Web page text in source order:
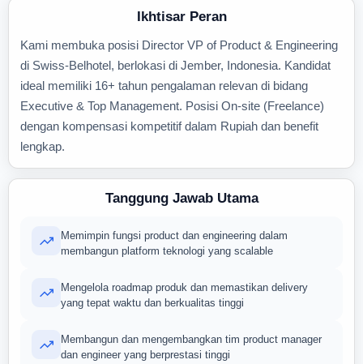
Ikhtisar Peran
Kami membuka posisi Director VP of Product & Engineering
di Swiss-Belhotel, berlokasi di Jember, Indonesia. Kandidat
ideal memiliki 16+ tahun pengalaman relevan di bidang
Executive & Top Management. Posisi On-site (Freelance)
dengan kompensasi kompetitif dalam Rupiah dan benefit
lengkap.
Tanggung Jawab Utama
Memimpin fungsi product dan engineering dalam
membangun platform teknologi yang scalable
Mengelola roadmap produk dan memastikan delivery
yang tepat waktu dan berkualitas tinggi
Membangun dan mengembangkan tim product manager
dan engineer yang berprestasi tinggi